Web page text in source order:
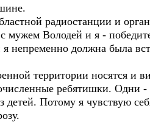
радиостанции и
мужем Володей и я -
непременно должна была
территории носятся и
ребятишки. Одни -
детей. Потому я чувствую